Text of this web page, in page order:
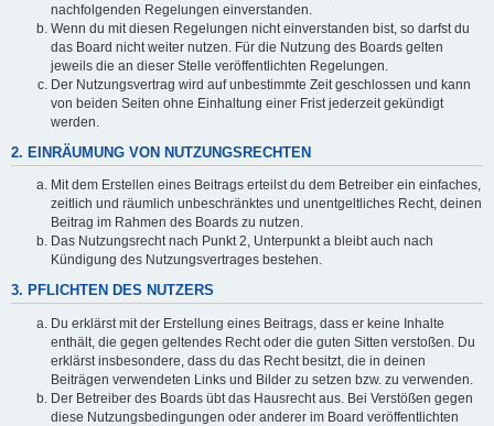
nachfolgenden Regelungen einverstanden.
Wenn du mit diesen Regelungen nicht einverstanden bist, so darfst du
das Board nicht weiter nutzen. Für die Nutzung des Boards gelten
jeweils die an dieser Stelle veröffentlichten Regelungen.
Der Nutzungsvertrag wird auf unbestimmte Zeit geschlossen und kann
von beiden Seiten ohne Einhaltung einer Frist jederzeit gekündigt
werden.
2. EINRÄUMUNG VON NUTZUNGSRECHTEN
Mit dem Erstellen eines Beitrags erteilst du dem Betreiber ein einfaches,
zeitlich und räumlich unbeschränktes und unentgeltliches Recht, deinen
Beitrag im Rahmen des Boards zu nutzen.
Das Nutzungsrecht nach Punkt 2, Unterpunkt a bleibt auch nach
Kündigung des Nutzungsvertrages bestehen.
3. PFLICHTEN DES NUTZERS
Du erklärst mit der Erstellung eines Beitrags, dass er keine Inhalte
enthält, die gegen geltendes Recht oder die guten Sitten verstoßen. Du
erklärst insbesondere, dass du das Recht besitzt, die in deinen
Beiträgen verwendeten Links und Bilder zu setzen bzw. zu verwenden.
Der Betreiber des Boards übt das Hausrecht aus. Bei Verstößen gegen
diese Nutzungsbedingungen oder anderer im Board veröffentlichten